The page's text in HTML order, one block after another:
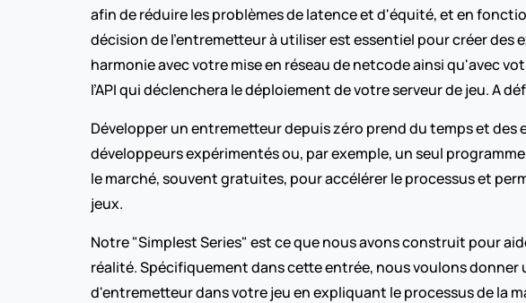
afin de réduire les problèmes de latence et d'équité, et en
décision de l’entremetteur à utiliser est essentiel pour créer
harmonie avec votre mise en réseau de netcode ainsi qu'avec
l’API qui déclenchera le déploiement de votre serveur de jeu. A
Développer un entremetteur depuis zéro prend du temps et
développeurs expérimentés ou, par exemple, un seul
le marché, souvent gratuites, pour accélérer le processus et
jeux.
Notre "Simplest Series" est ce que nous avons construit pour
réalité. Spécifiquement dans cette entrée, nous voulons
d'entremetteur dans votre jeu en expliquant le processus de la